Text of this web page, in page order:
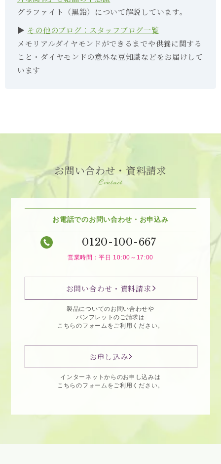
グラファイト（黒鉛）について解説しています。
▶ その他のブログ：スタッフブログ一覧
メモリアルダイヤモンドができるまでや供養に関する
こと・ダイヤモンドの意外な豆知識などをお届けして
います
お問い合わせ・資料請求
Contact
お電話でのお問い合わせ・お申込み
0120-100-667
営業時間：平日 10:00～17:00
お問い合わせ・資料請求
製品についてのお問い合わせや
パンフレットのご請求は
こちらのフォームをご利用ください。
お申し込み
インターネットからのお申し込みは
こちらのフォームをご利用ください。